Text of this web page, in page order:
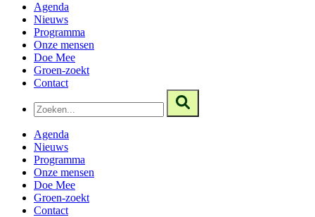
Agenda
Nieuws
Programma
Onze mensen
Doe Mee
Groen-zoekt
Contact
Agenda
Nieuws
Programma
Onze mensen
Doe Mee
Groen-zoekt
Contact